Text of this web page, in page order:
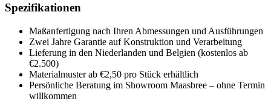
Spezifikationen
Maßanfertigung nach Ihren Abmessungen und Ausführungen
Zwei Jahre Garantie auf Konstruktion und Verarbeitung
Lieferung in den Niederlanden und Belgien (kostenlos ab
€2.500)
Materialmuster ab €2,50 pro Stück erhältlich
Persönliche Beratung im Showroom Maasbree – ohne Termin
willkommen